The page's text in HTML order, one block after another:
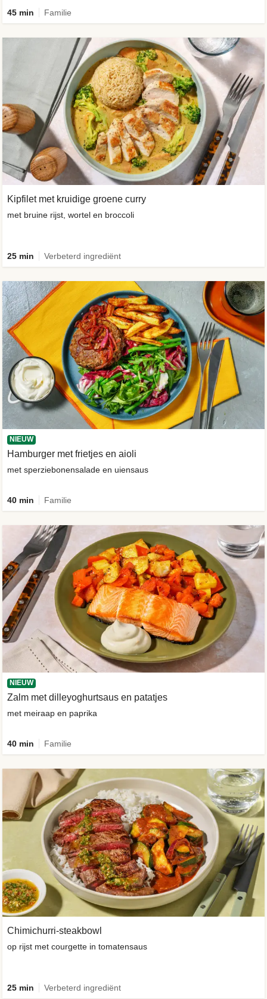
45 min Familie
Kipfilet met kruidige groene curry
met bruine rijst, wortel en broccoli
25 min Verbeterd ingrediënt
NIEUW
Hamburger met frietjes en aioli
met sperziebonensalade en uiensaus
40 min Familie
NIEUW
Zalm met dilleyoghurtsaus en patatjes
met meiraap en paprika
40 min Familie
Chimichurri-steakbowl
op rijst met courgette in tomatensaus
25 min Verbeterd ingrediënt